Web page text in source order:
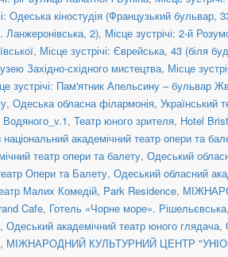
Одеська кіностудія (Французький бульвар,
Ланжеронівська, 2), Місце зустрічі: 2-й
, Місце зустрічі: Єврейська, 43 (біля
Західно-східного мистецтва, Місце
зустрічі: Пам'ятник Апельсину – бульвар
, Одеська обласна філармонія, Український
Водяного_v.1, Театр юного зрителя, Hotel
академічний театр опери та
театр опери та балету, Одеський
Опери та Балету, Одеський обласний
Малих Комедій, Park Residence,
Cafe, Готель «Чорне море».
, Одеський академічний театр юного глядача,
, МІЖНАРОДНИЙ КУЛЬТУРНИЙ ЦЕНТР